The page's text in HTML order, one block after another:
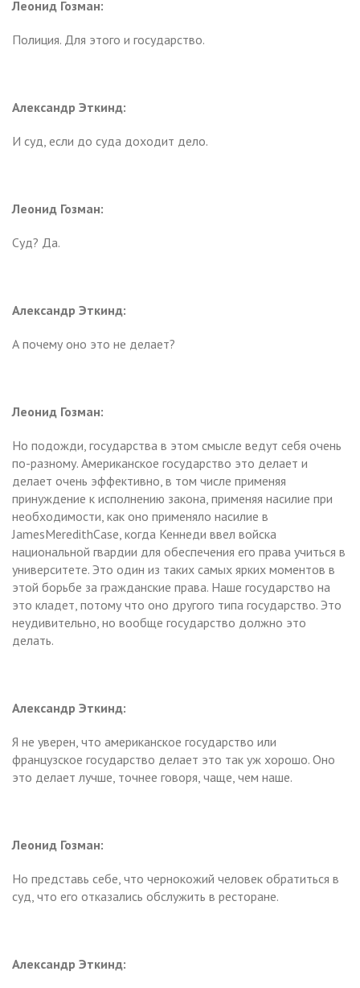
Леонид Гозман:
Полиция. Для этого и государство.
Александр Эткинд:
И суд, если до суда доходит дело.
Леонид Гозман:
Суд? Да.
Александр Эткинд:
А почему оно это не делает?
Леонид Гозман:
Но подожди, государства в этом смысле ведут себя очень
по-разному. Американское государство это делает и
делает очень эффективно, в том числе применяя
принуждение к исполнению закона, применяя насилие при
необходимости, как оно применяло насилие в
JamesMeredithCase, когда Кеннеди ввел войска
национальной гвардии для обеспечения его права учиться в
университете. Это один из таких самых ярких моментов в
этой борьбе за гражданские права. Наше государство на
это кладет, потому что оно другого типа государство. Это
неудивительно, но вообще государство должно это
делать.
Александр Эткинд:
Я не уверен, что американское государство или
французское государство делает это так уж хорошо. Оно
это делает лучше, точнее говоря, чаще, чем наше.
Леонид Гозман:
Но представь себе, что чернокожий человек обратиться в
суд, что его отказались обслужить в ресторане.
Александр Эткинд: